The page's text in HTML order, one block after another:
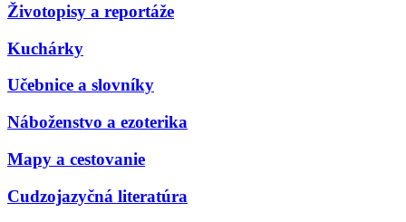
Životopisy a reportáže
Kuchárky
Učebnice a slovníky
Náboženstvo a ezoterika
Mapy a cestovanie
Cudzojazyčná literatúra